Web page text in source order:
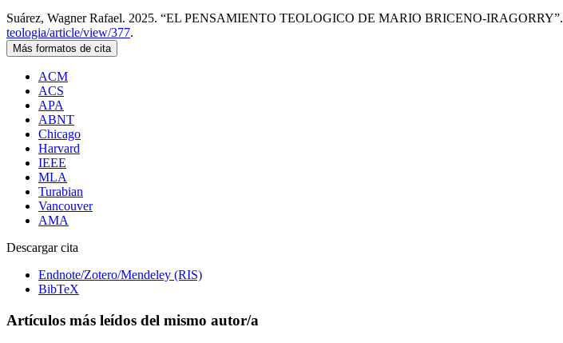
Suárez, Wagner Rafael. 2025. “EL PENSAMIENTO TEOLOGICO DE MARIO BRICENO-IRAGORRY”.
teologia/article/view/377.
Más formatos de cita
ACM
ACS
APA
ABNT
Chicago
Harvard
IEEE
MLA
Turabian
Vancouver
AMA
Descargar cita
Endnote/Zotero/Mendeley (RIS)
BibTeX
Artículos más leídos del mismo autor/a